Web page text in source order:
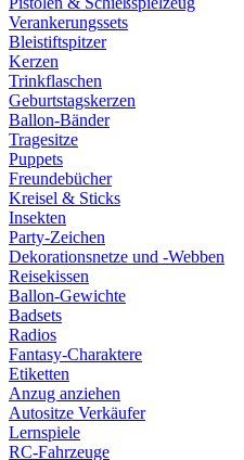
Verankerungssets
Bleistiftspitzer
Kerzen
Trinkflaschen
Geburtstagskerzen
Ballon-Bänder
Tragesitze
Puppets
Freundebücher
Kreisel & Sticks
Insekten
Party-Zeichen
Dekorationsnetze und -Webben
Reisekissen
Ballon-Gewichte
Badsets
Radios
Fantasy-Charaktere
Etiketten
Anzug anziehen
Autositze Verkäufer
Lernspiele
RC-Fahrzeuge